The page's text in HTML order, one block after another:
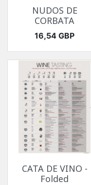
NUDOS DE
CORBATA
Precio
16,54 GBP
CATA DE VINO -
Folded